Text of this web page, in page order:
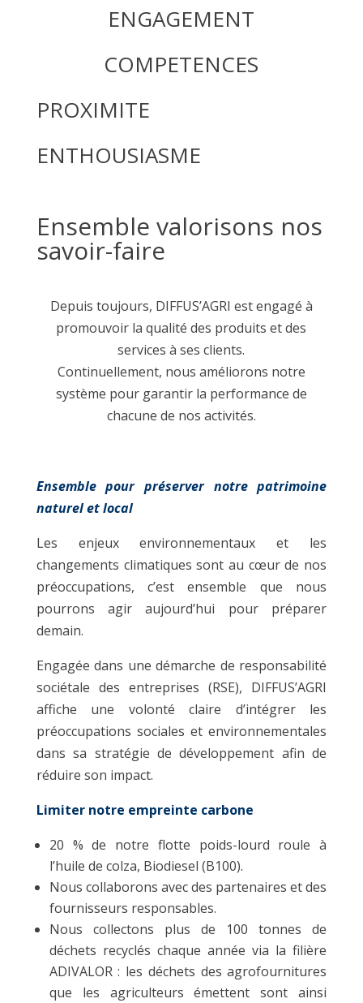
ENGAGEMENT
COMPETENCES
PROXIMITE
ENTHOUSIASME
Ensemble valorisons nos
savoir-faire
Depuis toujours, DIFFUS’AGRI est engagé à
promouvoir la qualité des produits et des
services à ses clients.
Continuellement, nous améliorons notre
système pour garantir la performance de
chacune de nos activités.
Ensemble pour préserver notre patrimoine
naturel et local
Les enjeux environnementaux et les
changements climatiques sont au cœur de nos
préoccupations, c’est ensemble que nous
pourrons agir aujourd’hui pour préparer
demain.
Engagée dans une démarche de responsabilité
sociétale des entreprises (RSE), DIFFUS’AGRI
affiche une volonté claire d’intégrer les
préoccupations sociales et environnementales
dans sa stratégie de développement afin de
réduire son impact.
Limiter notre empreinte carbone
20 % de notre flotte poids-lourd roule à
l’huile de colza, Biodiesel (B100).
Nous collaborons avec des partenaires et des
fournisseurs responsables.
Nous collectons plus de 100 tonnes de
déchets recyclés chaque année via la filière
ADIVALOR : les déchets des agrofournitures
que les agriculteurs émettent sont ainsi